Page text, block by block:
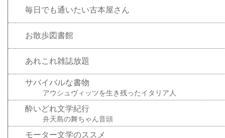
毎日でも通いたい古本屋さん
お散歩図書館
あれこれ雑誌放題
サバイバルな書物
アウシュヴィッツを生き残ったイタリア人
酔いどれ文学紀行
弁天島の舞ちゃん音頭
モーター文学のススメ